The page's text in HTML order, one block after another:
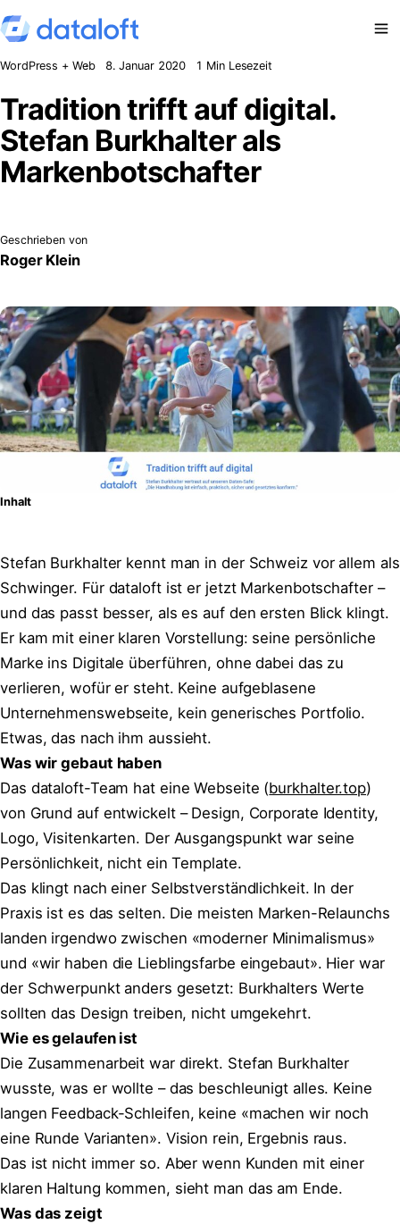
Zum Inhalt springen
WordPress + Web 8. Januar 2020 1 Min Lesezeit
Tradition trifft auf digital.
Stefan Burkhalter als
Markenbotschafter
Geschrieben von
Roger Klein
Inhalt
Stefan Burkhalter kennt man in der Schweiz vor allem als
Schwinger. Für dataloft ist er jetzt Markenbotschafter –
und das passt besser, als es auf den ersten Blick klingt.
Er kam mit einer klaren Vorstellung: seine persönliche
Marke ins Digitale überführen, ohne dabei das zu
verlieren, wofür er steht. Keine aufgeblasene
Unternehmenswebseite, kein generisches Portfolio.
Etwas, das nach ihm aussieht.
Was wir gebaut haben
Das dataloft-Team hat eine Webseite (burkhalter.top)
von Grund auf entwickelt – Design, Corporate Identity,
Logo, Visitenkarten. Der Ausgangspunkt war seine
Persönlichkeit, nicht ein Template.
Das klingt nach einer Selbstverständlichkeit. In der
Praxis ist es das selten. Die meisten Marken-Relaunchs
landen irgendwo zwischen «moderner Minimalismus»
und «wir haben die Lieblingsfarbe eingebaut». Hier war
der Schwerpunkt anders gesetzt: Burkhalters Werte
sollten das Design treiben, nicht umgekehrt.
Wie es gelaufen ist
Die Zusammenarbeit war direkt. Stefan Burkhalter
wusste, was er wollte – das beschleunigt alles. Keine
langen Feedback-Schleifen, keine «machen wir noch
eine Runde Varianten». Vision rein, Ergebnis raus.
Das ist nicht immer so. Aber wenn Kunden mit einer
klaren Haltung kommen, sieht man das am Ende.
Was das zeigt